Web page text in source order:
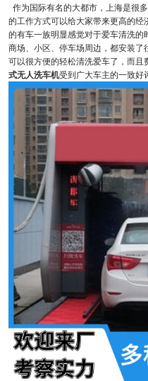
作为国际有名的大都市，上海是很
的工作方式可以给大家带来更高的
的有车一族明显感觉对于爱车清洗
商场、小区、停车场周边，都安装了
可以很方便的轻松清洗爱车了，而
式无人洗车机受到广大车主的一致好